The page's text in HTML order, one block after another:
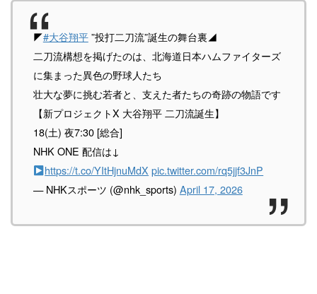
◤#大谷翔平”投打二刀流”誕生の舞台裏◢
二刀流構想を掲げたのは、北海道日本ハムファイターズ
に集まった異色の野球人たち
壮大な夢に挑む若者と、支えた者たちの奇跡の物語です
【新プロジェクトX 大谷翔平 二刀流誕生】
18(土) 夜7:30 [総合]
NHK ONE 配信は↓
https://t.co/YItHjnuMdX pic.twitter.com/rq5jjf3JnP
— NHKスポーツ (@nhk_sports) April 17, 2026